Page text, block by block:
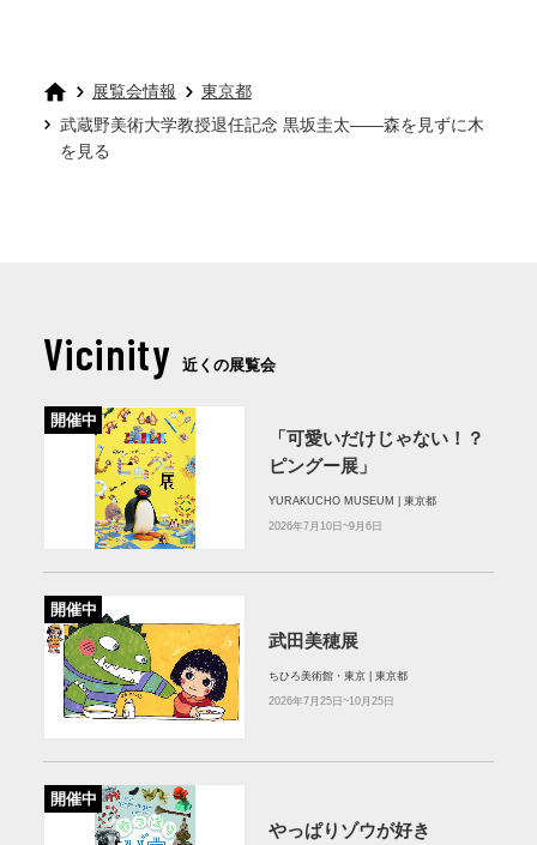
展覧会情報
東京都
武蔵野美術大学教授退任記念 黒坂圭太——森を見ずに木
を見る
Vicinity 近くの展覧会
開催中
「可愛いだけじゃない！？
ピングー展」
YURAKUCHO MUSEUM | 東京都
2026年7月10日~9月6日
開催中
武田美穂展
ちひろ美術館・東京 | 東京都
2026年7月25日~10月25日
開催中
やっぱりゾウが好き